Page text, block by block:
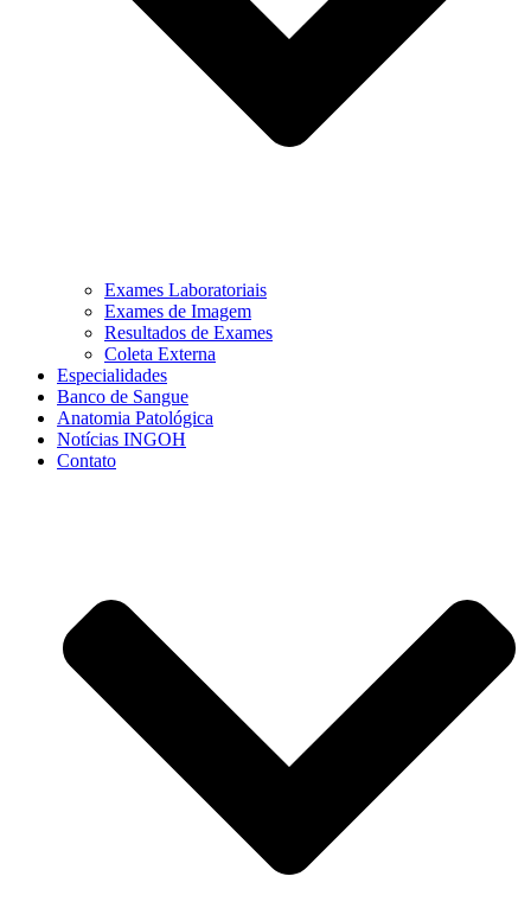
Exames Laboratoriais
Exames de Imagem
Resultados de Exames
Coleta Externa
Especialidades
Banco de Sangue
Anatomia Patológica
Notícias INGOH
Contato